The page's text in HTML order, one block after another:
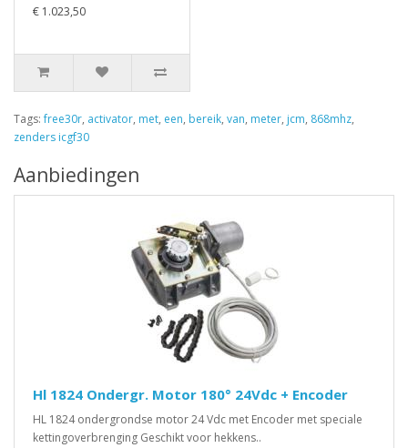
€ 1.023,50
Tags:free30r, activator, met, een, bereik, van, meter, jcm, 868mhz,
zenders icgf30
Aanbiedingen
Hl 1824 Ondergr. Motor 180° 24Vdc + Encoder
HL 1824 ondergrondse motor 24 Vdc met Encoder met speciale
kettingoverbrenging Geschikt voor hekkens..